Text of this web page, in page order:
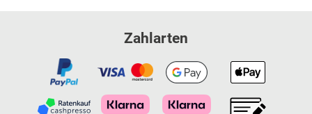
Zahlarten